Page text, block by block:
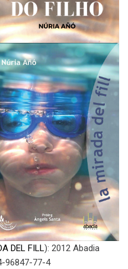
DEL FILL): 2012 Abadia
96847-77-4